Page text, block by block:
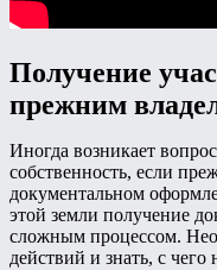
Получение
прежним
Иногда возникает
собственность, если
документальном
этой земли получение
сложным процессом.
действий и знать, с чего